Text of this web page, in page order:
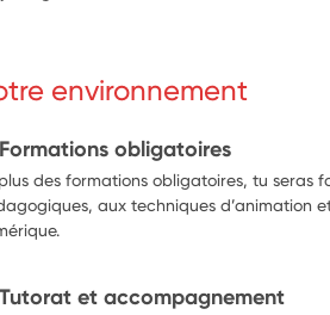
environnement
Formations obligatoires
des formations obligatoires, tu seras
aux techniques d’animation
Tutorat et accompagnement